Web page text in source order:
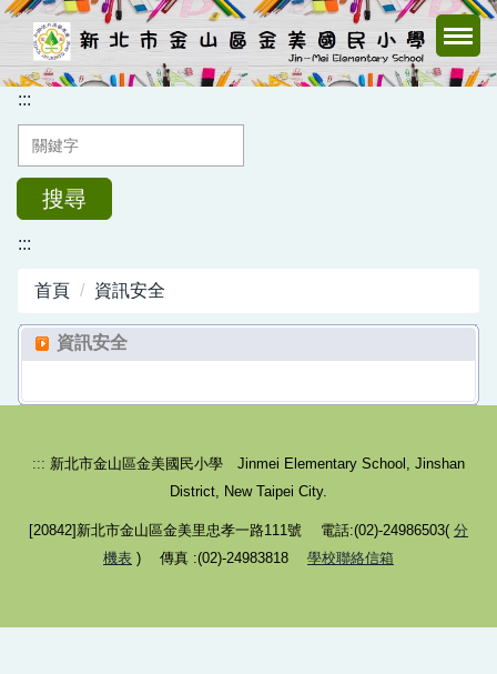
跳
主
要
內
區
:::
搜尋
:::
首頁 資訊安全
資訊安全
::: 新北市金山區金美國民小學 Jinmei Elementary School, Jinshan
District, New Taipei City.
[20842]新北市金山區金美里忠孝一路111號 電話:(02)-24986503( 分
機表 ) 傳真 :(02)-24983818 學校聯絡信箱